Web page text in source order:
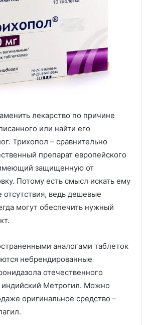
лекарство по причине
или найти его
Трихопол – сравнительно
препарат европейского
защищенную от
Потому есть смысл искать ему
отсутствия, ведь дешевые
могут обеспечить нужный
аналогами таблеток
небрендированные
отечественного
индийский Метрогил. Можно
оригинальное средство –